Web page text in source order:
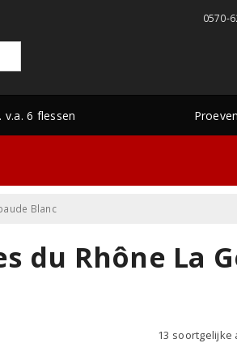
0570-
v.a. 6 flessen
Blanc
du Rhône La
13